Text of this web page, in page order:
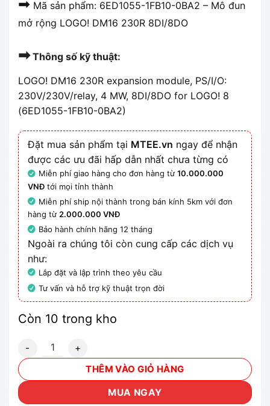
➡ Mã sản phẩm: 6ED1055-1FB10-0BA2 – Mô đun
mở rộng LOGO! DM16 230R 8DI/8DO
➡Thông số kỹ thuật:
LOGO! DM16 230R expansion module, PS/I/O:
230V/230V/relay, 4 MW, 8DI/8DO for LOGO! 8
(6ED1055-1FB10-0BA2)
Đặt mua sản phẩm tại MTEE.vn ngay để nhận
được các ưu đãi hấp dẫn nhất chưa từng có
Miễn phí giao hàng cho đơn hàng từ10.000.000
VNĐ tới mọi tỉnh thành
Miễn phí ship nội thành trong bán kính 5km với đơn
hàng từ2.000.000 VNĐ
Bảo hành chính hãng 12 tháng
Ngoài ra chúng tôi còn cung cấp các dịch vụ
như:
Lắp đặt và lập trình theo yêu cầu
Tư vấn và hỗ trợ kỹ thuật trọn đời
Còn 10 trong kho
6ED1055-1FB10-0BA2 - Mô đun mở rộng LOGO! DM16
THÊM VÀO GIỎ HÀNG
MUA NGAY